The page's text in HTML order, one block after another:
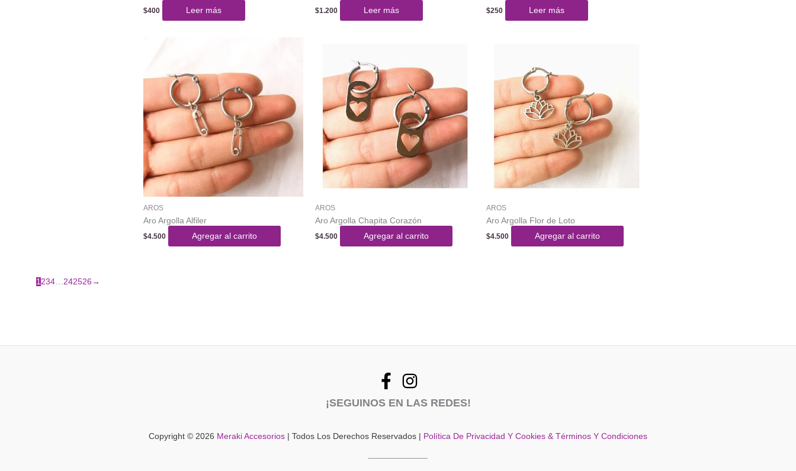
$400 Leer más $1.200 Leer más $250 Leer más
AROS
Aro Argolla Alfiler
$4.500 Agregar al carrito
AROS
Aro Argolla Chapita Corazón
$4.500 Agregar al carrito
AROS
Aro Argolla Flor de Loto
$4.500 Agregar al carrito
1 234 242526 →
¡SEGUINOS EN LAS REDES!
Copyright © 2026 Meraki Accesorios | Todos Los Derechos Reservados | Política De Privacidad Y Cookies & Términos Y Condiciones